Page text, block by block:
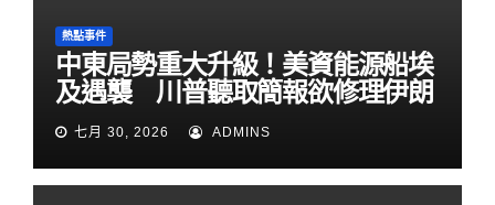
熱點事件
中東局勢重大升級！美資能源船埃
及遇襲 川普聽取簡報欲修理伊朗
七月 30, 2026 ADMINS